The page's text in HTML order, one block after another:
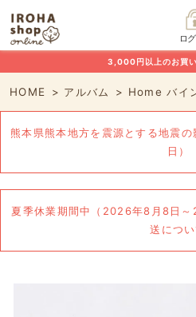
ロ
3,000円以上のお買
HOME アルバム Home バイ
熊本県熊本地方を震源とする地震
日）
夏季休業期間中（2026年8月8日
送につい